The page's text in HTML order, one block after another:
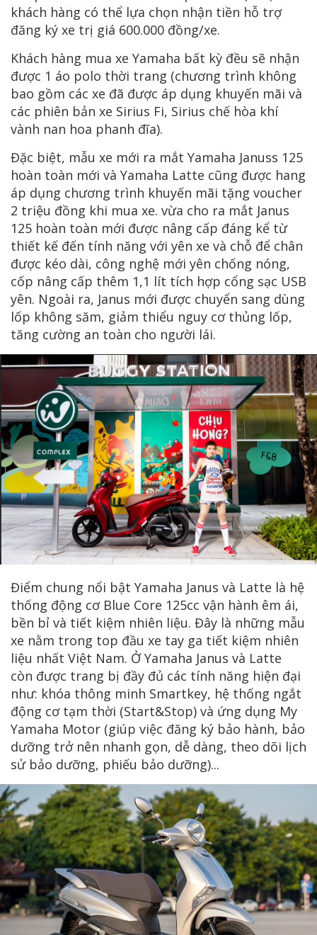
khách hàng có thể lựa chọn nhận tiền hỗ trợ
đăng ký xe trị giá 600.000 đồng/xe.
Khách hàng mua xe Yamaha bất kỳ đều sẽ nhận
được 1 áo polo thời trang (chương trình không
bao gồm các xe đã được áp dụng khuyến mãi và
các phiên bản xe Sirius Fi, Sirius chế hòa khí
vành nan hoa phanh đĩa).
Đặc biệt, mẫu xe mới ra mắt Yamaha Januss 125
hoàn toàn mới và Yamaha Latte cũng được hang
áp dụng chương trình khuyến mãi tặng voucher
2 triệu đồng khi mua xe. vừa cho ra mắt Janus
125 hoàn toàn mới được nâng cấp đáng kể từ
thiết kế đến tính năng với yên xe và chỗ để chân
được kéo dài, công nghệ mới yên chống nóng,
cốp nâng cấp thêm 1,1 lít tích hợp cổng sạc USB
yên. Ngoài ra, Janus mới được chuyển sang dùng
lốp không săm, giảm thiểu nguy cơ thủng lốp,
tăng cường an toàn cho người lái.
Điểm chung nổi bật Yamaha Janus và Latte là hệ
thống động cơ Blue Core 125cc vận hành êm ái,
bền bỉ và tiết kiệm nhiên liệu. Đây là những mẫu
xe nằm trong top đầu xe tay ga tiết kiệm nhiên
liệu nhất Việt Nam. Ở Yamaha Janus và Latte
còn được trang bị đầy đủ các tính năng hiện đại
như: khóa thông minh Smartkey, hệ thống ngắt
động cơ tạm thời (Start&Stop) và ứng dụng My
Yamaha Motor (giúp việc đăng ký bảo hành, bảo
dưỡng trở nên nhanh gọn, dễ dàng, theo dõi lịch
sử bảo dưỡng, phiếu bảo dưỡng)...